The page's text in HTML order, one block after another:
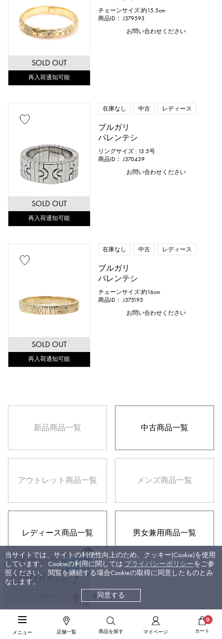
メニュー 店舗一覧 商品を探す マイページ
0
カート
SOLD OUT
再入荷通知可能
チェーンサイズ:約15.5cm
商品ID： J379593
お問い合わせください
SOLD OUT
再入荷通知可能
在庫なし 中古 レディース
ブルガリ
パレンテシ
リングサイズ : 13.5号
商品ID： J370439
お問い合わせください
SOLD OUT
再入荷通知可能
在庫なし 中古 レディース
ブルガリ
パレンテシ
チェーンサイズ:約16cm
商品ID： J375195
お問い合わせください
新品商品一覧 中古商品一覧
アウトレット 商品一覧 メンズ商品一覧
レディース商品一覧 男女兼用商品一覧
パレンテシ 人気ランキング
2026/08/09更新
当サイトでは、サイトの利便性向上のため、クッキー(Cookie)を使用
しています。 Cookieの利用に関しては プライバシーポリシーをご参
照ください。 閲覧を継続する場合Cookieの取得に同意したものとみ
なします。
同意する